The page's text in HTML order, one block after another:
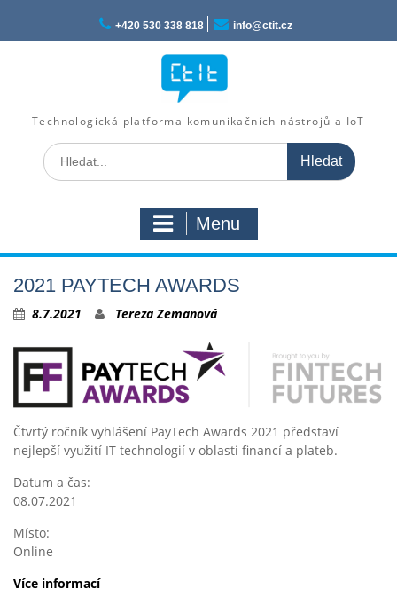
content
+420 530 338 818 info@ctit.cz
Technologická platforma komunikačních nástrojů a IoT
Search
for:
Menu
2021 PAYTECH AWARDS
8.7.2021 Tereza Zemanová
Čtvrtý ročník vyhlášení PayTech Awards 2021 představí
nejlepší využití IT technologií v oblasti financí a plateb.
Datum a čas:
08.07.2021
Místo:
Online
Více informací